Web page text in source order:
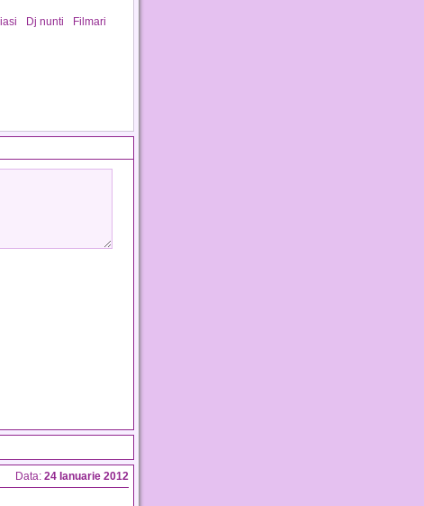
Dj nunti
Filmari
Data: 24 Ianuarie 2012